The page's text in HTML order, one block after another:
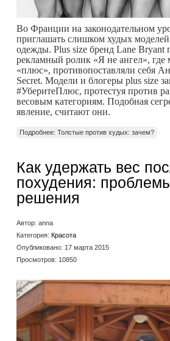
Во Франции на законодательном
приглашать слишком худых
одежды. Plus size бренд Lane Bryant
рекламный ролик «Я не ангел», где
«плюс», противопоставляли себя
Secret. Модели и блогеры plus size
#УберитеПлюс, протестуя против
весовым категориям. Подобная
явление, считают они.
Подробнее: Толстые против худых: зачем?
Как удержать вес
похудения:
решения
Автор: anna
Категория: Красота
Опубликовано: 17 марта 2015
Просмотров: 10850